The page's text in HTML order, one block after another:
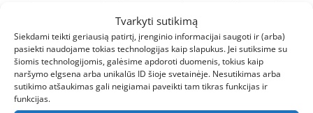
Tvarkyti sutikimą
Siekdami teikti geriausią patirtį, įrenginio informacijai saugoti ir (arba)
pasiekti naudojame tokias technologijas kaip slapukus. Jei sutiksime su
šiomis technologijomis, galėsime apdoroti duomenis, tokius kaip
naršymo elgsena arba unikalūs ID šioje svetainėje. Nesutikimas arba
sutikimo atšaukimas gali neigiamai paveikti tam tikras funkcijas ir
funkcijas.
REIMA MUTKA 5100037B striukė vaikams– tai ne
tik funkcionalumas, bet ir stilius. Ši striukė puikiai
dera subarefoot šviesiai mėlynais batais vaikams
arbarefoot batais su dirbtinio kailio pamušalu